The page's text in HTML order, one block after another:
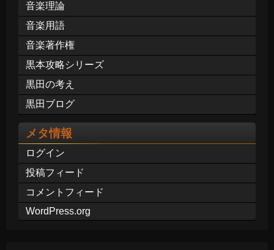
音楽理論
音楽用語
音楽著作権
黒本攻略シリーズ
黒田の考え
黒田ブログ
メタ情報
ログイン
投稿フィード
コメントフィード
WordPress.org